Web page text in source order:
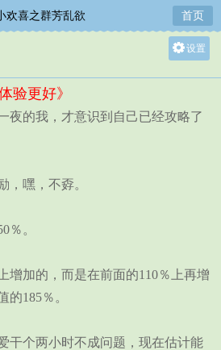
欢喜之群芳乱欲 首页
设置
中
验更好》
的我，才意识到自己已经攻略了
嘿，不孬。
。
加的，而是在前面的110％上再增
的185％。
个两小时不成问题，现在估计能